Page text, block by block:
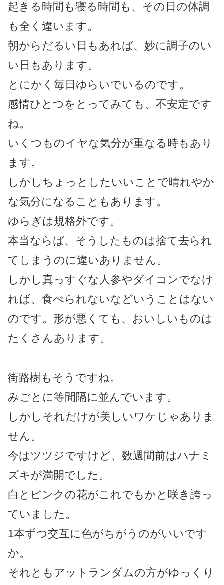
起きる時間も寝る時間も、その日の体調
も全く違います。
朝からだるい日もあれば、妙に調子のい
い日もあります。
とにかく毎日ゆらいでいるのです。
感情ひとつをとってみても、不安定です
ね。
いくつものイヤな気分が重なる時もあり
ます。
しかしちょっとしたいいことで晴れやか
な気分になることもあります。
ゆらぎは規格外です。
本当ならば、そうしたものは捨て去られ
てしまうのに違いありません。
しかし真っすぐな人参やダイコンでなけ
れば、食べられないなどいうことはない
のです。形が悪くても、おいしいものは
たくさんあります。
街路樹もそうですね。
みごとに等間隔に並んでいます。
しかしそれだけが美しいワケじゃありま
せん。
今はツツジですけど、数週間前はハナミ
ズキが満開でした。
白とピンクの花がこれでもかと咲き誇っ
ていました。
1本ずつ交互に色がちがうのがいいです
か。
それともアットランダムの方がゆっくり